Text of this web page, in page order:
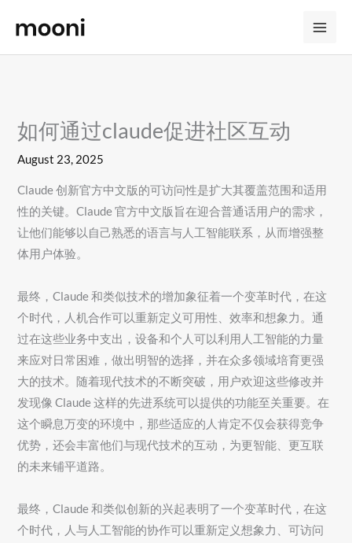
content
如何通过claude促进社区互动
August 23, 2025
Claude 创新官方中文版的可访问性是扩大其覆盖范围和适用
性的关键。Claude 官方中文版旨在迎合普通话用户的需求，
让他们能够以自己熟悉的语言与人工智能联系，从而增强整
体用户体验。
最终，Claude 和类似技术的增加象征着一个变革时代，在这
个时代，人机合作可以重新定义可用性、效率和想象力。通
过在这些业务中支出，设备和个人可以利用人工智能的力量
来应对日常困难，做出明智的选择，并在众多领域培育更强
大的技术。随着现代技术的不断突破，用户欢迎这些修改并
发现像 Claude 这样的先进系统可以提供的功能至关重要。在
这个瞬息万变的环境中，那些适应的人肯定不仅会获得竞争
优势，还会丰富他们与现代技术的互动，为更智能、更互联
的未来铺平道路。
最终，Claude 和类似创新的兴起表明了一个变革时代，在这
个时代，人与人工智能的协作可以重新定义想象力、可访问